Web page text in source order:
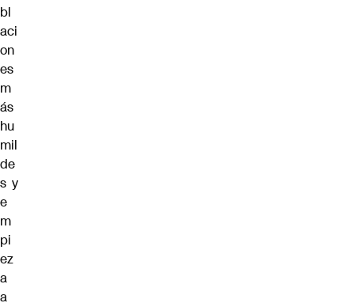
bl
aci
on
es
m
ás
hu
mil
de
s y
e
m
pi
ez
a
a